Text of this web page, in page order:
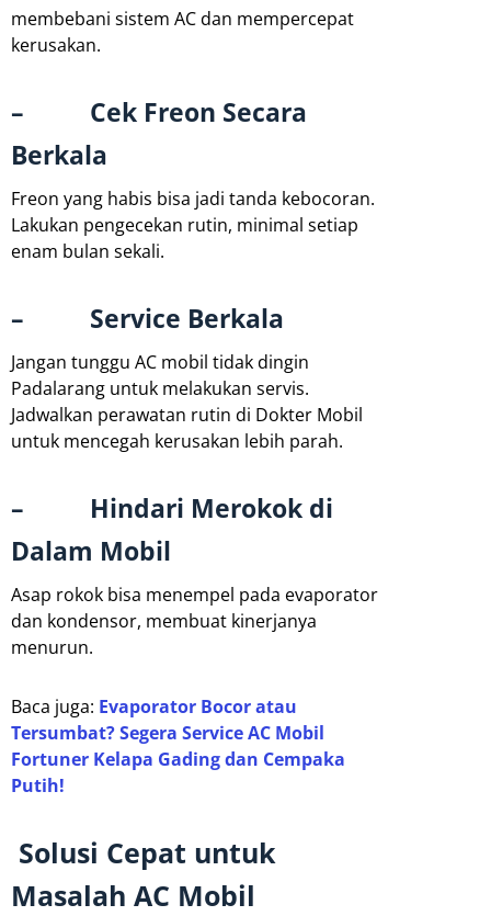
membebani sistem AC dan mempercepat
kerusakan.
– Cek Freon Secara
Berkala
Freon yang habis bisa jadi tanda kebocoran.
Lakukan pengecekan rutin, minimal setiap
enam bulan sekali.
– Service Berkala
Jangan tunggu AC mobil tidak dingin
Padalarang untuk melakukan servis.
Jadwalkan perawatan rutin di Dokter Mobil
untuk mencegah kerusakan lebih parah.
– Hindari Merokok di
Dalam Mobil
Asap rokok bisa menempel pada evaporator
dan kondensor, membuat kinerjanya
menurun.
Baca juga: Evaporator Bocor atau
Tersumbat? Segera Service AC Mobil
Fortuner Kelapa Gading dan Cempaka
Putih!
Solusi Cepat untuk
Masalah AC Mobil